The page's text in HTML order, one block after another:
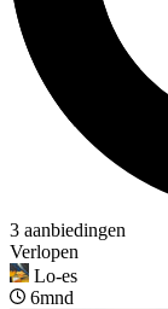
3 aanbiedingen
Verlopen
Lo-es
6mnd